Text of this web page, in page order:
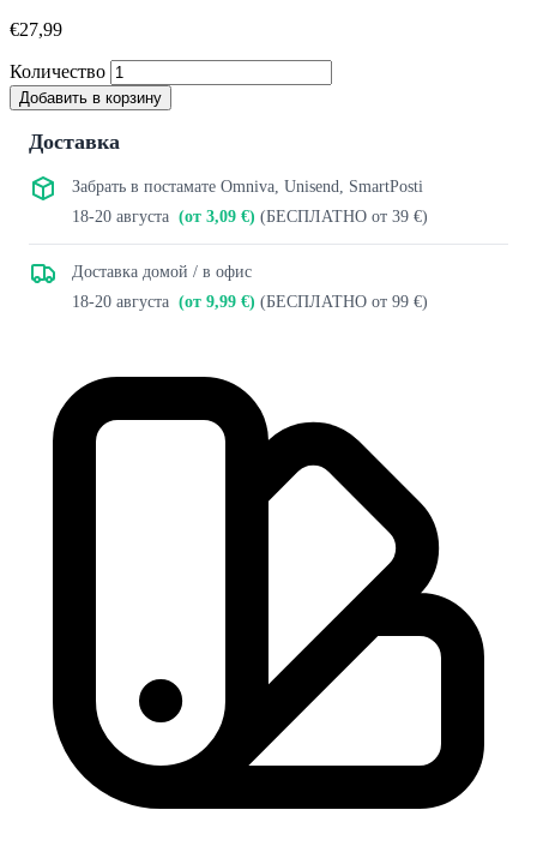
€27,99
Количество
Добавить в корзину
Доставка
Забрать в постамате Omniva, Unisend, SmartPosti
18-20 августа (от 3,09 €) (БЕСПЛАТНО от 39 €)
Доставка домой / в офис
18-20 августа (от 9,99 €) (БЕСПЛАТНО от 99 €)